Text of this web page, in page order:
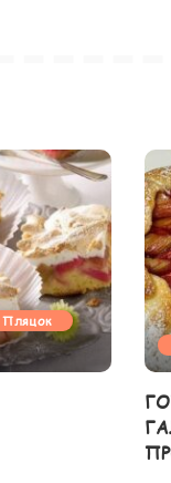
Пляцок